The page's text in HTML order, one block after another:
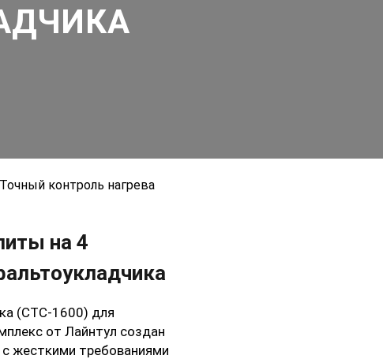
контроль нагрева
на 4
(СТС-1600) для
от Лайнтул создан
жесткими требованиями